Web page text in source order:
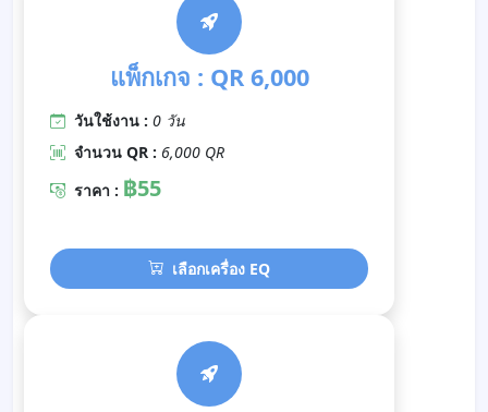
แพ็กเกจ : QR 6,000
วันใช้งาน : 0 วัน
จำนวน QR : 6,000 QR
ราคา : ฿55
เลือกเครื่อง EQ